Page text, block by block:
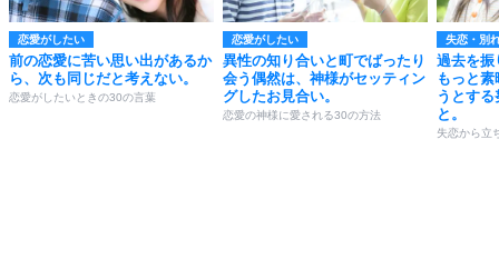
恋愛がしたい
前の恋愛に苦い思い出があるか
ら、次も同じだと考えない。
恋愛がしたいときの30の言葉
恋愛がしたい
異性の知り合いと町でばったり
会う偶然は、神様がセッティン
グしたお見合い。
恋愛の神様に愛される30の方法
失恋・別
過去を振
もっと
うとす
と。
失恋から立